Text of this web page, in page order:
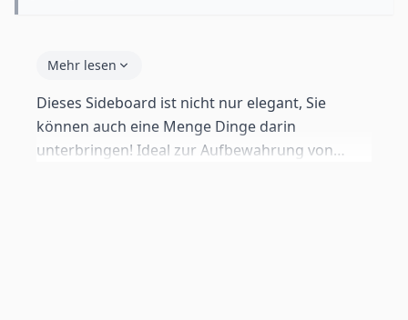
Mehr lesen
Dieses Sideboard ist nicht nur elegant, Sie
können auch eine Menge Dinge darin
unterbringen! Ideal zur Aufbewahrung von